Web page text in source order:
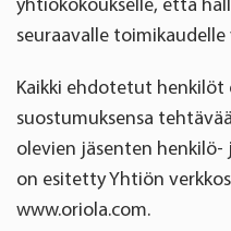
seuraavalle
Kaikki ehdotetut
suostumuksensa
olevien jäsenten
on esitetty Yhtiön
www.oriola.com.